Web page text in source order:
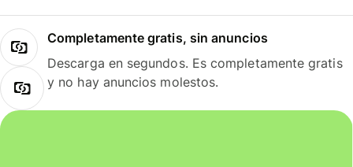
Completamente gratis, sin anuncios
Descarga en segundos. Es completamente gratis
y no hay anuncios molestos.